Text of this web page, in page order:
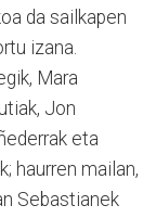
da sailkapen
izana.
Mara
Jon
eta
haurren mailan,
Sebastianek